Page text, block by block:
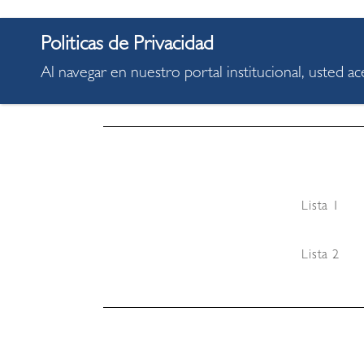
Lista 3
Lista 1
Lista 2
Al navegar en nuestro portal institucional, usted